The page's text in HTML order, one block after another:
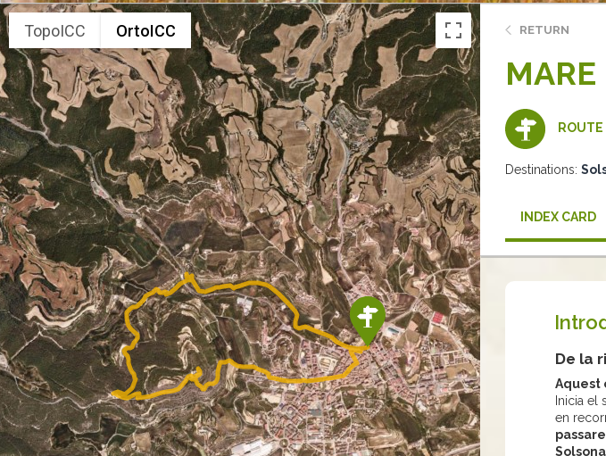
TopoICC OrtoICC RETURN
ROUTE
Destinations:
INDEX CARD
De la
Aquest
Inicia el
en